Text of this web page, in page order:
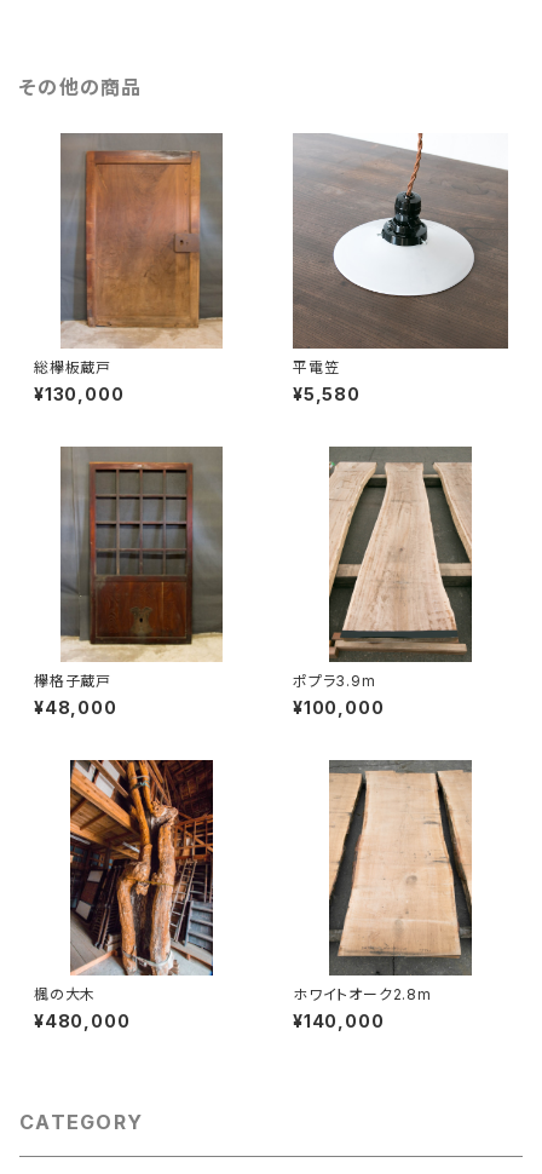
その他の商品
総欅板蔵戸
¥130,000
平電笠
¥5,580
欅格子蔵戸
¥48,000
ポプラ3.9m
¥100,000
楓の大木
¥480,000
ホワイトオーク2.8m
¥140,000
CATEGORY